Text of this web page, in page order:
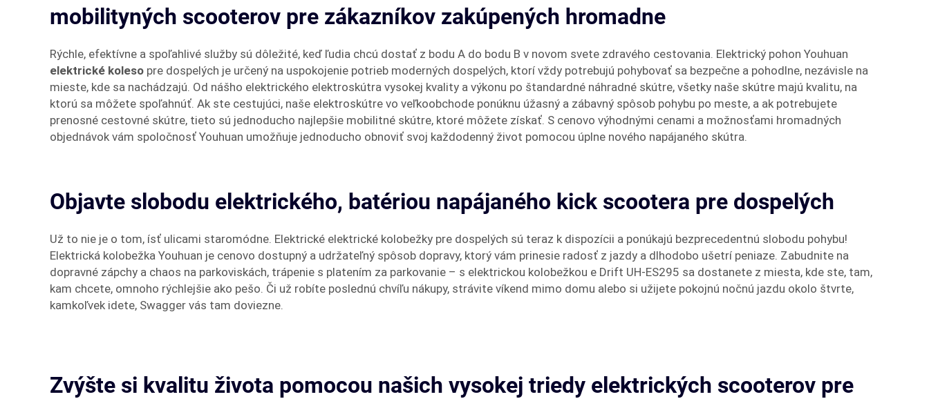
mobilityných scooterov pre zákazníkov zakúpených hromadne
Rýchle, efektívne a spoľahlivé služby sú dôležité, keď ľudia chcú dostať z bodu A do bodu B v novom svete zdravého cestovania. Elektrický pohon Youhuan
elektrické koleso pre dospelých je určený na uspokojenie potrieb moderných dospelých, ktorí vždy potrebujú pohybovať sa bezpečne a pohodlne, nezávisle na
mieste, kde sa nachádzajú. Od nášho elektrického elektroskútra vysokej kvality a výkonu po štandardné náhradné skútre, všetky naše skútre majú kvalitu, na
ktorú sa môžete spoľahnúť. Ak ste cestujúci, naše elektroskútre vo veľkoobchode ponúknu úžasný a zábavný spôsob pohybu po meste, a ak potrebujete
prenosné cestovné skútre, tieto sú jednoducho najlepšie mobilitné skútre, ktoré môžete získať. S cenovo výhodnými cenami a možnosťami hromadných
objednávok vám spoločnosť Youhuan umožňuje jednoducho obnoviť svoj každodenný život pomocou úplne nového napájaného skútra.
Objavte slobodu elektrického, batériou napájaného kick scootera pre dospelých
Už to nie je o tom, ísť ulicami staromódne. Elektrické elektrické kolobežky pre dospelých sú teraz k dispozícii a ponúkajú bezprecedentnú slobodu pohybu!
Elektrická kolobežka Youhuan je cenovo dostupný a udržateľný spôsob dopravy, ktorý vám prinesie radosť z jazdy a dlhodobo ušetrí peniaze. Zabudnite na
dopravné zápchy a chaos na parkoviskách, trápenie s platením za parkovanie – s elektrickou kolobežkou e Drift UH-ES295 sa dostanete z miesta, kde ste, tam,
kam chcete, omnoho rýchlejšie ako pešo. Či už robíte poslednú chvíľu nákupy, strávite víkend mimo domu alebo si užijete pokojnú nočnú jazdu okolo štvrte,
kamkoľvek idete, Swagger vás tam doviezne.
Zvýšte si kvalitu života pomocou našich vysokej triedy elektrických scooterov pre